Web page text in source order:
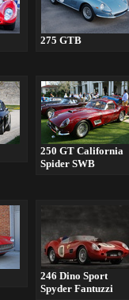
275 GTB
250 GT California
Spider SWB
246 Dino Sport
Spyder Fantuzzi